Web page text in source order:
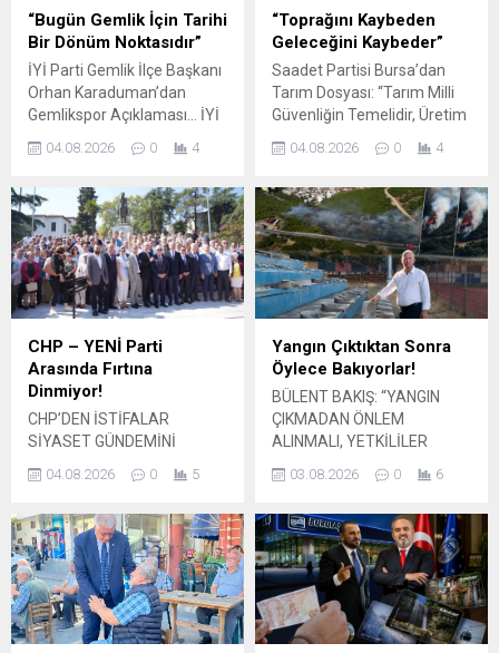
görevlendirmeyi daha
hayata geçirdi. İlçe Başkanı
yürütülen teşkilatlanma
süreci kapsamında...
sorunların vatandaşların
günlük yaşamını olumsuz
etkilediğini savunarak,
Gemlik Belediyesi’ni kalıcı
çözümler üretmeye davet
etti. Gemlik’in en yoğun
bölgelerinden biri olan
“Bugün Gemlik İçin Tarihi
Bir Dönüm Noktasıdır”
İYİ Parti Gemlik İlçe Başkanı
Orhan Karaduman’dan
Gemlikspor Açıklaması… İYİ
Parti Gemlik İlçe Başkanı
Orhan Karaduman,
futbol hedefi doğrultusunda
başlatılan yeni yapılanma
sürecine ilişkin kapsamlı bir
değerlendirmede bulundu.
Gemlik’in geleceği adına
tarihi bir adım atıldığını
belirten Karaduman, sporun
yalnızca saha içinde
kazanılan başarılarla sınırlı
olmadığını, ilçenin sosyal,
ekonomik...
04.08.2026 0 4
“Toprağını Kaybeden
Geleceğini Kaybeder”
Saadet Partisi Bursa’dan
Tarım Dosyası: “Tarım Milli
Güvenliğin Temelidir, Üretim
Kaybı Türkiye’nin Geleceğini
Tehdit Ediyor” Saadet Partisi
Nebi Yurtsever, Sosyal İşler
Başkanlığı tarafından
hazırlanan “Sosyal Gündem
Analiz Raporu (03-10
Ağustos 2026)” kapsamında
Türkiye tarımına ilişkin
kapsamlı
değerlendirmelerde
bulundu. Tarım
arazilerindeki daralma,
artan üretim maliyetleri,
kuraklık, su...
04.08.2026 0 4
CHP – YENİ Parti
Arasında Fırtına
Dinmiyor!
CHP’DEN İSTİFALAR
SİYASET GÜNDEMİNİ
partiye geçen belediye
tartışmanın fitilini ateşledi:
“Başkanları ve meclis
üyelerini saysan 100 kişi yok,
halk zaten yok” BURSA –
Cumhuriyet Halk
Partisi’nden (CHP) istifa
04.08.2026 0 5
Yangın Çıktıktan Sonra
Öylece Bakıyorlar!
BÜLENT BAKIŞ: “YANGIN
ÇIKMADAN ÖNLEM
ALINMALI, YETKİLİLER
GETİRMELİ” İYİ Parti
Bülent Bakış, Orhangazi
Yeniköy Kavşağı’nda,
Köfteci Yusuf önünde
bulunan orta refüjde uzun
süredir biçilmeyen otların
ciddi bir yangın riski
03.08.2026 0 6